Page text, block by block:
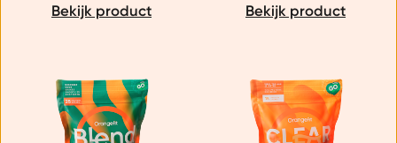
Bekijk product Bekijk product